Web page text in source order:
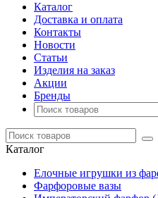
Каталог
Доставка и оплата
Контакты
Новости
Статьи
Изделия на заказ
Акции
Бренды
Каталог
Елочные игрушки из
Фарфоровые вазы